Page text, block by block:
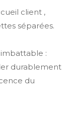
client ,
séparées.
:
durablement
du